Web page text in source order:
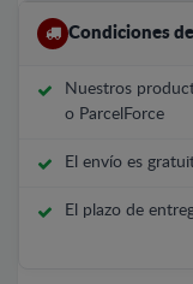
Condiciones
Nuestros
o ParcelForce
El envío es
El plazo de